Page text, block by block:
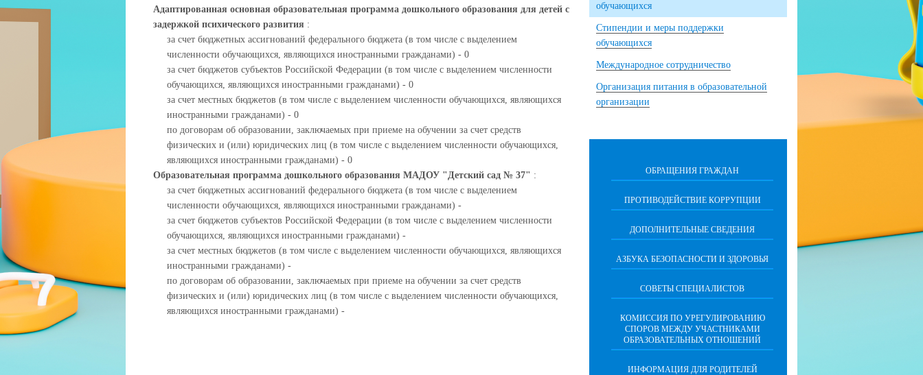
Адаптированная основная образовательная программа дошкольного образования для детей с
задержкой психического развития :
за счет бюджетных ассигнований федерального бюджета (в том числе с выделением
численности обучающихся, являющихся иностранными гражданами) - 0
за счет бюджетов субъектов Российской Федерации (в том числе с выделением численности
обучающихся, являющихся иностранными гражданами) - 0
за счет местных бюджетов (в том числе с выделением численности обучающихся, являющихся
иностранными гражданами) - 0
по договорам об образовании, заключаемых при приеме на обучении за счет средств
физических и (или) юридических лиц (в том числе с выделением численности обучающихся,
являющихся иностранными гражданами) - 0
Образовательная программа дошкольного образования МАДОУ "Детский сад № 37" :
за счет бюджетных ассигнований федерального бюджета (в том числе с выделением
численности обучающихся, являющихся иностранными гражданами) -
за счет бюджетов субъектов Российской Федерации (в том числе с выделением численности
обучающихся, являющихся иностранными гражданами) -
за счет местных бюджетов (в том числе с выделением численности обучающихся, являющихся
иностранными гражданами) -
по договорам об образовании, заключаемых при приеме на обучении за счет средств
физических и (или) юридических лиц (в том числе с выделением численности обучающихся,
являющихся иностранными гражданами) -
обучающихся
Стипендии и меры поддержки
обучающихся
Международное сотрудничество
Организация питания в образовательной
организации
ОБРАЩЕНИЯ ГРАЖДАН
ПРОТИВОДЕЙСТВИЕ КОРРУПЦИИ
ДОПОЛНИТЕЛЬНЫЕ СВЕДЕНИЯ
АЗБУКА БЕЗОПАСНОСТИ И ЗДОРОВЬЯ
СОВЕТЫ СПЕЦИАЛИСТОВ
КОМИССИЯ ПО УРЕГУЛИРОВАНИЮ
СПОРОВ МЕЖДУ УЧАСТНИКАМИ
ОБРАЗОВАТЕЛЬНЫХ ОТНОШЕНИЙ
ИНФОРМАЦИЯ ДЛЯ РОДИТЕЛЕЙ